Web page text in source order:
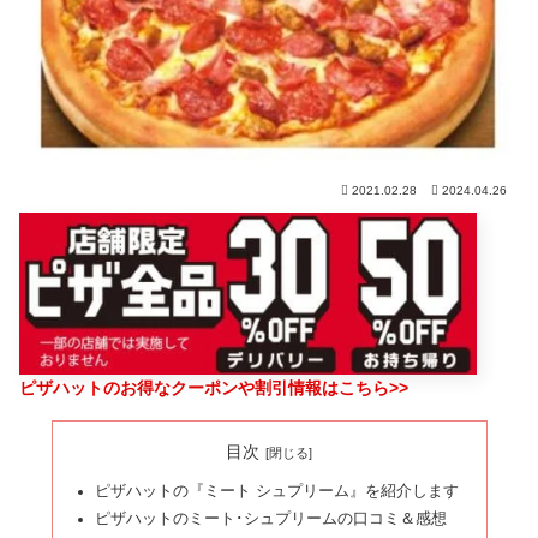
2021.02.28 2024.04.26
ピザハットのお得なクーポンや割引情報はこちら>>
目次
ピザハットの『ミート シュプリーム』を紹介します
ピザハットのミート･シュプリームの口コミ＆感想